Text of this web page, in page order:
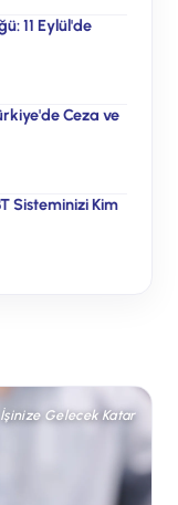
11 Eylül'de
Ceza ve
Sisteminizi Kim
İşinize Gelecek Katar